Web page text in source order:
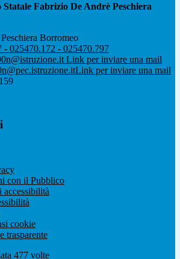
Fabrizio De Andrè Peschiera
Borromeo
- 025470.172 - 025470.797
Link per inviare una mail
Link per inviare una mail
con il Pubblico
cookie
trasparente
477 volte